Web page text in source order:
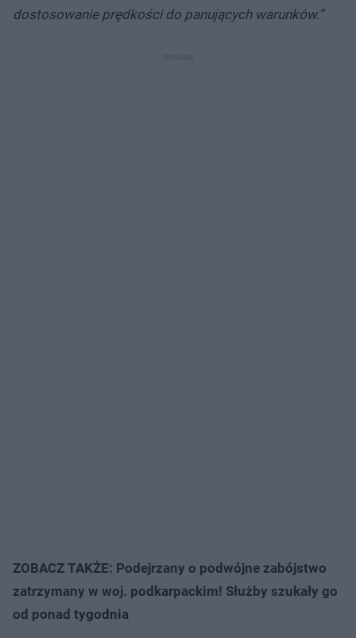
dostosowanie prędkości do panujących warunków.”
ZOBACZ TAKŻE: Podejrzany o podwójne zabójstwo
zatrzymany w woj. podkarpackim! Służby szukały go
od ponad tygodnia